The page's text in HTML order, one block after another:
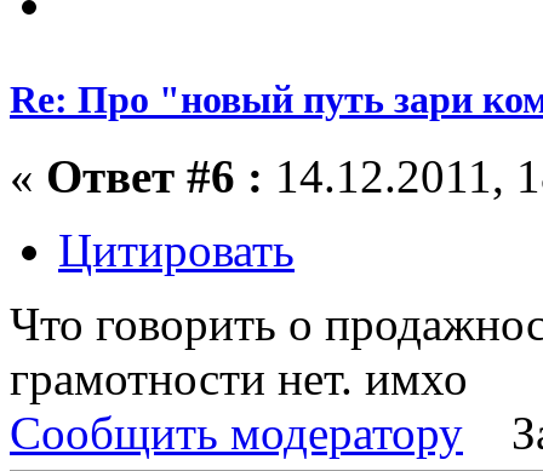
Re: Про "новый путь зари
« Ответ #6 : 14.12.2011,
Цитировать
Что говорить о
грамотности нет. имхо
Сообщить модератору